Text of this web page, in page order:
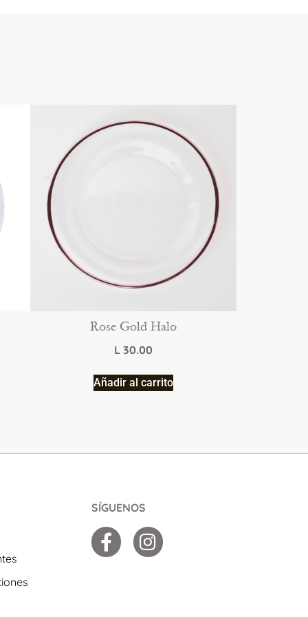
Rose Gold Halo
L 30.00
Añadir al carrito
SÍGUENOS